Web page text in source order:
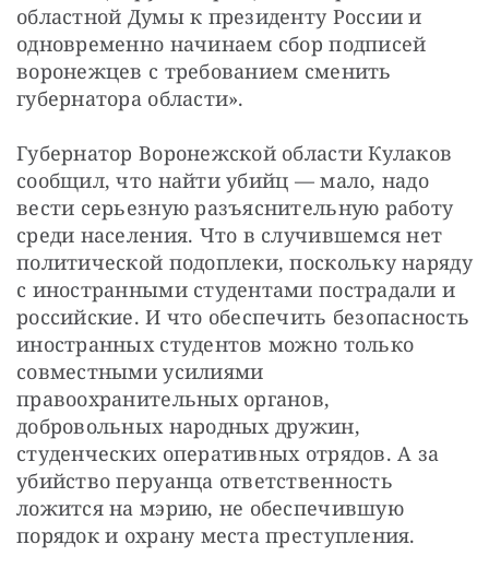
областной Думы к президенту России и
одновременно начинаем сбор подписей
воронежцев с требованием сменить
губернатора области».
Губернатор Воронежской области Кулаков
сообщил, что найти убийц — мало, надо
вести серьезную разъяснительную работу
среди населения. Что в случившемся нет
политической подоплеки, поскольку наряду
с иностранными студентами пострадали и
российские. И что обеспечить безопасность
иностранных студентов можно только
совместными усилиями
правоохранительных органов,
добровольных народных дружин,
студенческих оперативных отрядов. А за
убийство перуанца ответственность
ложится на мэрию, не обеспечившую
порядок и охрану места преступления.